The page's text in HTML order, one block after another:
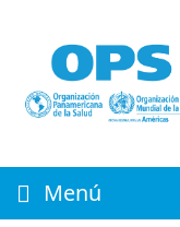
contenido
principal
Menú